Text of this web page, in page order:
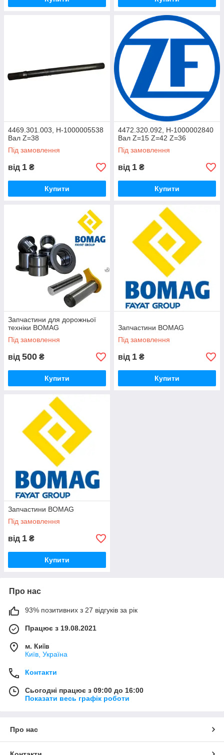
4469.301.003, H-1000005538
Вал Z=38
Під замовлення
від 1 ₴
Купити
4472.320.092, H-1000002840
Вал Z=15 Z=42 Z=36
Під замовлення
від 1 ₴
Купити
Запчастини для дорожньої
техніки BOMAG
Під замовлення
від 500 ₴
Купити
Запчастини BOMAG
Під замовлення
від 1 ₴
Купити
Запчастини BOMAG
Під замовлення
від 1 ₴
Купити
Про нас
93% позитивних з 27 відгуків за рік
Працює з 19.08.2021
м. Київ
Київ, Україна
Контакти
Сьогодні працює з 09:00 до 16:00
Показати весь графік роботи
Про нас